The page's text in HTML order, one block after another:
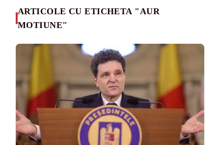
ARTICOLE CU ETICHETA "AUR
MOTIUNE"